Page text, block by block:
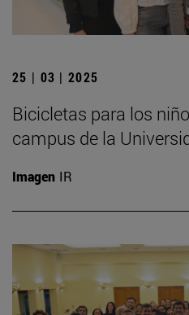
25 | 03 | 2025
Bicicletas para los
campus de la
Imagen IR